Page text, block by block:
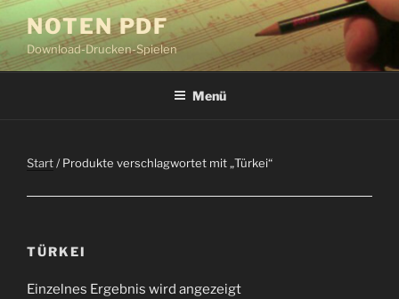
Zum
Inhalt
springen
NOTEN PDF
Download-Drucken-Spielen
Menü
Start/ Produkte verschlagwortet mit „Türkei“
TÜRKEI
Einzelnes Ergebnis wird angezeigt